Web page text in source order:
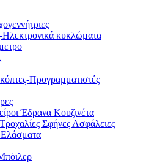
Ηλεκτρονικά κυκλώματα
Προγραμματιστές
Έδρανα Κουζινέτα
Σφήνες Ασφάλειες